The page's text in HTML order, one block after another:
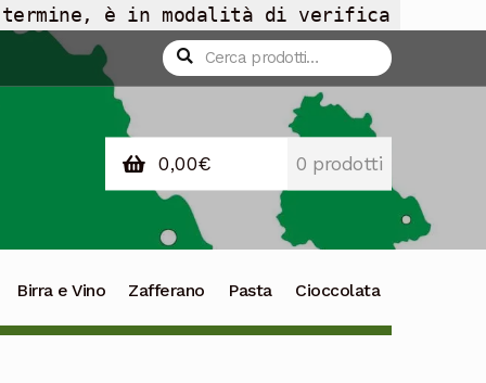
termine, è in modalità di verifica
Cerca:
Cerca
0,00€ 0 prodotti
Birra e Vino Zafferano Pasta Cioccolata